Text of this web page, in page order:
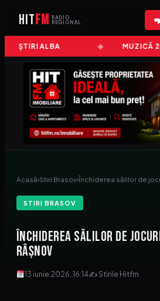
HITFM
RADIO
REGIONAL
ȘTIRI ALBA MUZICĂ
Acasă›Stiri Brasov›Închiderea sălilor de
STIRI BRASOV
Închiderea sălilor de
Râșnov
13 iunie 2026, 16:14✍ Stirile Hitfm